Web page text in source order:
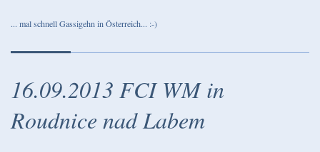
... mal schnell Gassigehn in Österreich... :-)
16.09.2013 FCI WM in
Roudnice nad Labem